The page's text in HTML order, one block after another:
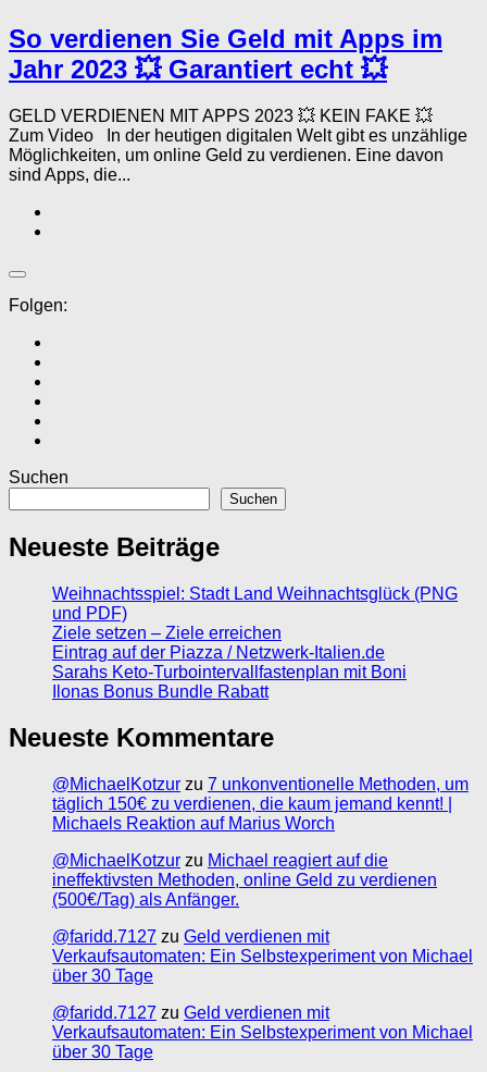
So verdienen Sie Geld mit Apps im
Jahr 2023 💥 Garantiert echt 💥
GELD VERDIENEN MIT APPS 2023 💥 KEIN FAKE 💥
Zum Video In der heutigen digitalen Welt gibt es unzählige
Möglichkeiten, um online Geld zu verdienen. Eine davon
sind Apps, die...
Folgen:
Suchen
Suchen
Neueste Beiträge
Weihnachtsspiel: Stadt Land Weihnachtsglück (PNG
und PDF)
Ziele setzen – Ziele erreichen
Eintrag auf der Piazza / Netzwerk-Italien.de
Sarahs Keto-Turbointervallfastenplan mit Boni
Ilonas Bonus Bundle Rabatt
Neueste Kommentare
@MichaelKotzur zu 7 unkonventionelle Methoden, um
täglich 150€ zu verdienen, die kaum jemand kennt! |
Michaels Reaktion auf Marius Worch
@MichaelKotzur zu Michael reagiert auf die
ineffektivsten Methoden, online Geld zu verdienen
(500€/Tag) als Anfänger.
@faridd.7127 zu Geld verdienen mit
Verkaufsautomaten: Ein Selbstexperiment von Michael
über 30 Tage
@faridd.7127 zu Geld verdienen mit
Verkaufsautomaten: Ein Selbstexperiment von Michael
über 30 Tage